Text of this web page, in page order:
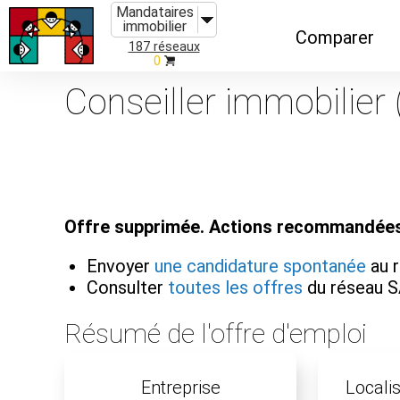
Mandataires
immobilier
187 réseaux
0
Comparer
Caractéristiques
Organismes de
Conseiller immobilier
Offre supprimée. Actions
Envoyer une candidature spontanée au
Consulter toutes les offres du réseau
Résumé de l'offre d'emploi
Entreprise